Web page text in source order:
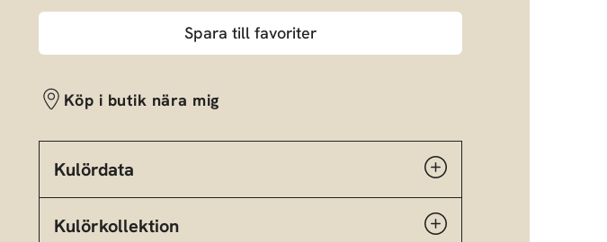
Spara till favoriter
Köp i butik nära mig
Kulördata
Kulörkollektion